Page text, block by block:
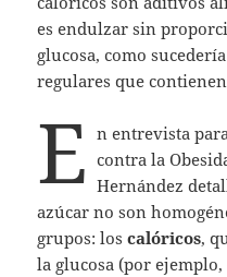
es endulzar sin
glucosa, como
regulares que
E n entrevista
contra la
Hernández
azúcar no son
grupos: loscalóricos,
la glucosa (por ejemplo,